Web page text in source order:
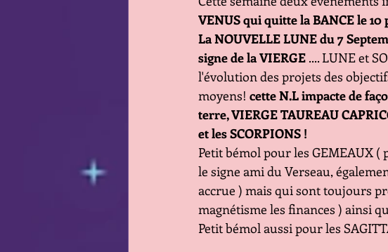
VENUS qui quitte la BANCE le
La NOUVELLE LUNE du 7
signe de la VIERGE .... LUNE et
l'évolution des projets des
moyens! cette N.L impacte de
terre, VIERGE TAUREAU
et les SCORPIONS !
Petit bémol pour les GEMEAUX (
le signe ami du Verseau,
accrue ) mais qui sont toujours
magnétisme les finances ) ainsi
Petit bémol aussi pour les